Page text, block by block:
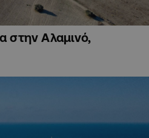
στην Αλαμινό,